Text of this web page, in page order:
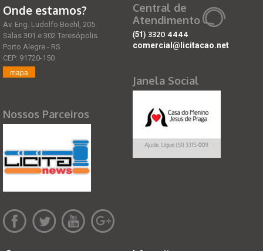
Onde estamos?
Av. Eng. Ludolfo Boehl, 205
Salas 301 e 302 Teresópolis
Porto Alegre - RS
CEP: 91720-150
mapa
Nossos Parceiros
Central de
Atendimento
(51) 3320 4444
comercial@licitacao.net
Janela Social